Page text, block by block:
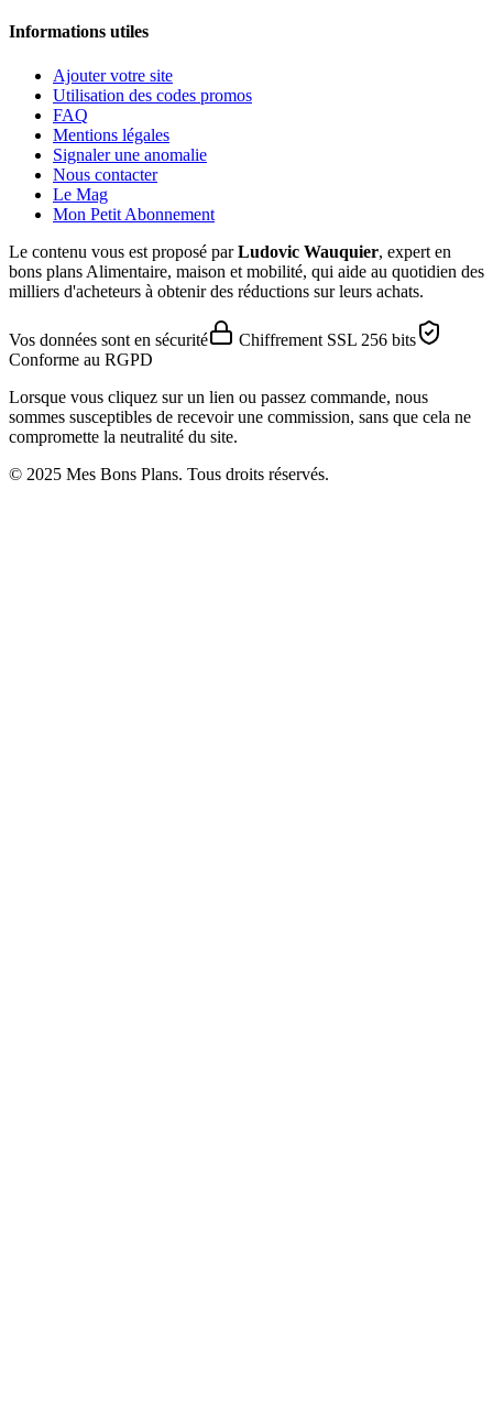
Informations utiles
Ajouter votre site
Utilisation des codes promos
FAQ
Mentions légales
Signaler une anomalie
Nous contacter
Le Mag
Mon Petit Abonnement
Le contenu vous est proposé parLudovic Wauquier, expert en
bons plans Alimentaire, maison et mobilité, qui aide au quotidien des
milliers d'acheteurs à obtenir des réductions sur leurs achats.
Vos données sont en sécurité
Chiffrement SSL 256 bits
Conforme au RGPD
Lorsque vous cliquez sur un lien ou passez commande, nous
sommes susceptibles de recevoir une commission, sans que cela ne
compromette la neutralité du site.
© 2025 Mes Bons Plans. Tous droits réservés.